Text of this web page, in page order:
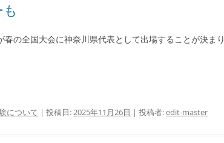
の全国大会に神奈川県代表として出場することが決まり
について | 投稿日:2025年11月26日 | 投稿者:edit-master